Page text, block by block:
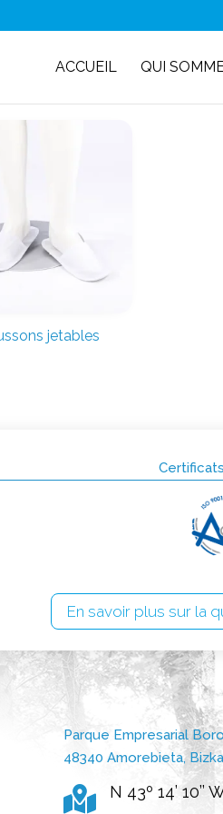
ACCUEIL QUI
jetables
En savoir plus sur la
Parque Empresarial
48340 Amorebieta,
 N 43º 14’ 10’’